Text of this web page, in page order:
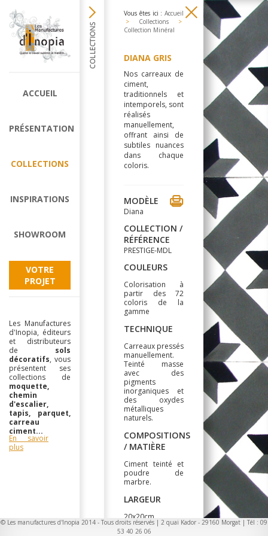
ACCUEIL
PRÉSENTATION
COLLECTIONS
INSPIRATIONS
SHOWROOM
VOTRE
PROJET
Les Manufactures
d'Inopia, éditeurs
et distributeurs
de sols
décoratifs, vous
présentent ses
collections de
moquette,
chemin
d'escalier,
tapis, parquet,
carreau
ciment...
En savoir
plus
Vous êtes ici : Accueil
>
Collections
>
Collection Minéral
DIANA GRIS
Nos carreaux de
ciment,
traditionnels et
intemporels, sont
réalisés
manuellement,
offrant ainsi de
subtiles nuances
dans chaque
coloris.
MODÈLE
Diana
COLLECTION /
RÉFÉRENCE
PRESTIGE-MDL
COULEURS
Colorisation à
partir des 72
coloris de la
gamme
TECHNIQUE
Carreaux pressés
manuellement.
Teinté masse
avec des
pigments
inorganiques et
des oxydes
métalliques
naturels.
COMPOSITIONS
/ MATIÈRE
Ciment teinté et
poudre de
marbre.
LARGEUR
20x20cm
© Les manufactures d'Inopia 2014 - Tous droits réservés | 2 quai Kador - 29160 Morgat | Tél : 09
53 40 26 06